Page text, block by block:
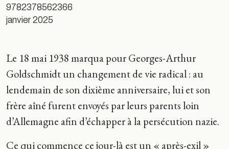
9782378562366
janvier 2025
Le 18 mai 1938 marqua pour Georges-Arthur
Goldschmidt un changement de vie radical : au
lendemain de son dixième anniversaire, lui et son
frère aîné furent envoyés par leurs parents loin
d’Allemagne afin d’échapper à la persécution nazie.
Ce qui commence ce jour-là est un « après-exil »